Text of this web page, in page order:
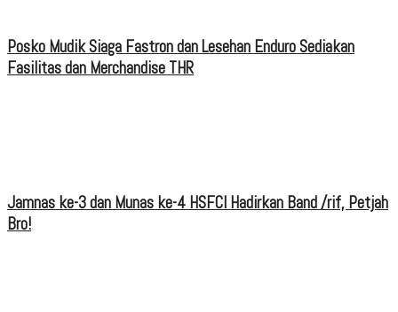
Posko Mudik Siaga Fastron dan Lesehan Enduro Sediakan
Fasilitas dan Merchandise THR
Jamnas ke-3 dan Munas ke-4 HSFCI Hadirkan Band /rif, Petjah
Bro!